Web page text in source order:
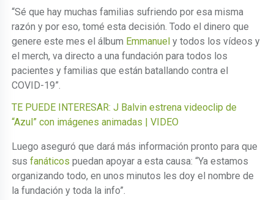
“Sé que hay muchas familias sufriendo por esa misma
razón y por eso, tomé esta decisión. Todo el dinero que
genere este mes el álbum Emmanuel y todos los vídeos y
el merch, va directo a una fundación para todos los
pacientes y familias que están batallando contra el
COVID-19”.
TE PUEDE INTERESAR: J Balvin estrena videoclip de
“Azul” con imágenes animadas | VIDEO
Luego aseguró que dará más información pronto para que
susfanáticos puedan apoyar a esta causa: “Ya estamos
organizando todo, en unos minutos les doy el nombre de
la fundación y toda la info”.